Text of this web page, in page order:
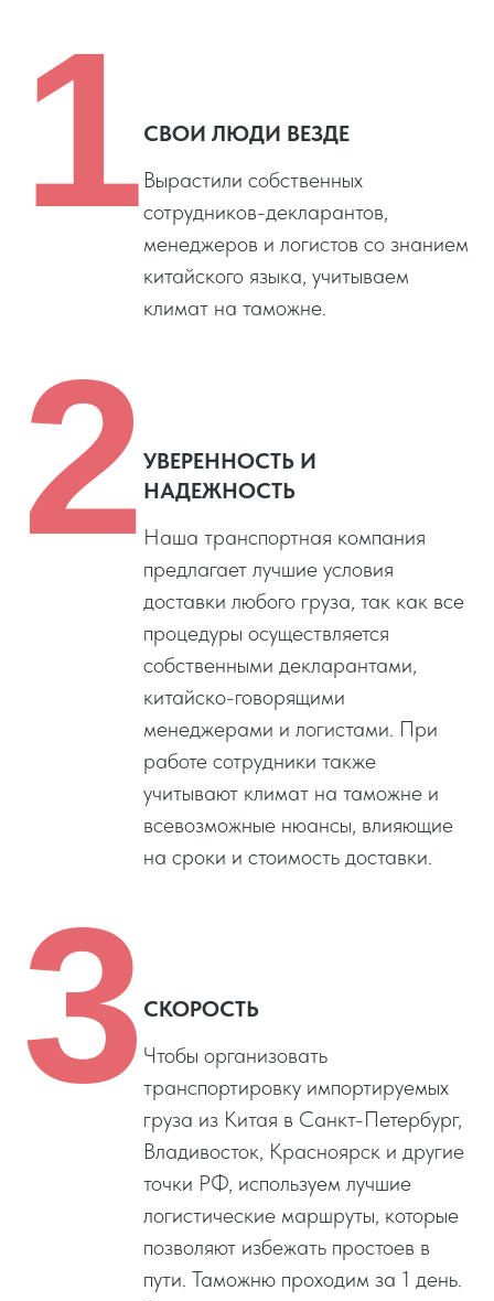
СВОИ ЛЮДИ ВЕЗДЕ
Вырастили собственных
сотрудников-декларантов,
менеджеров и логистов со знанием
китайского языка, учитываем
климат на таможне.
1
УВЕРЕННОСТЬ И
НАДЕЖНОСТЬ
Наша транспортная компания
предлагает лучшие условия
доставки любого груза, так как все
процедуры осуществляется
собственными декларантами,
китайско-говорящими
менеджерами и логистами. При
работе сотрудники также
учитывают климат на таможне и
всевозможные нюансы, влияющие
на сроки и стоимость доставки.
2
СКОРОСТЬ
Чтобы организовать
транспортировку импортируемых
груза из Китая в Санкт-Петербург,
Владивосток, Красноярск и другие
точки РФ, используем лучшие
логистические маршруты, которые
позволяют избежать простоев в
пути. Таможню проходим за 1 день.
3